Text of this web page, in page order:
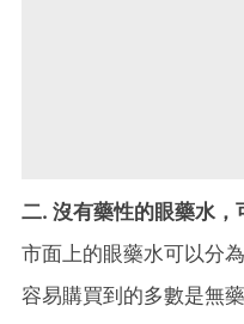
二. 沒有藥性的眼藥水，
市面上的眼藥水可以分
容易購買到的多數是無